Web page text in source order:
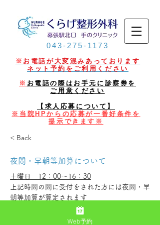
043-275-1173
※ お電話が大変混みあっております
ネット予約をご利用ください
※ お電話の際はお手元に診察券を
ご用意ください
【求人応募について】
※当院HPからの応募が一番好条件を
提示できます※​
< Back
夜間・早朝等加算について
土曜日　12：00～16：30
上記時間の間に受付をされた方には夜間・早
朝等加算が算定されます
加算点数（金額）は3割負担の方で150円，1
割負担の方で50円加算となります
Web予約